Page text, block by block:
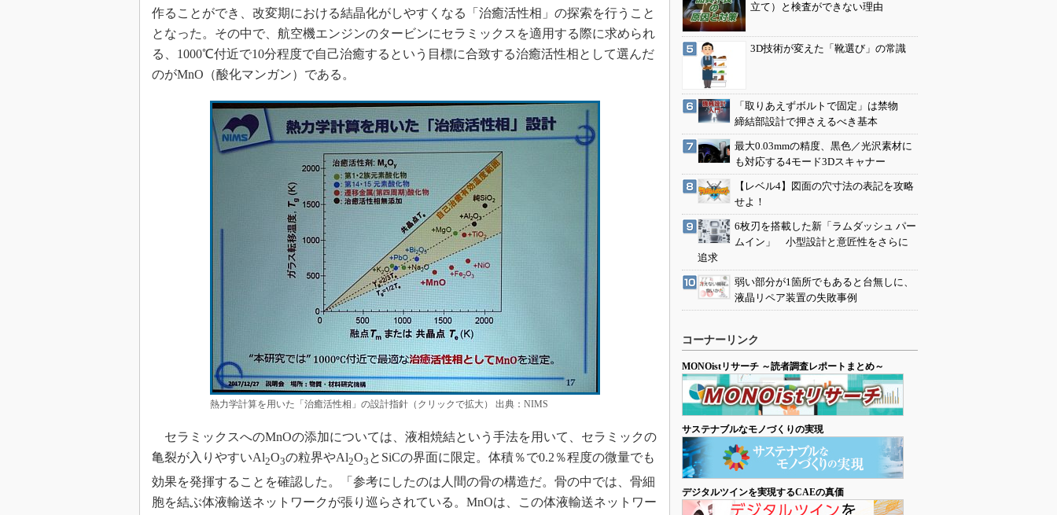
S＆OP
インダストリー4.0
イノベーション
メイドインジャパン
植物工場
知財マネジメント
海外生産
グローバル設計・開発
制御セキュリティ
新型コロナへの対応
作ることができ、改変期における結晶化がしやすくなる「治癒活性相」の探索を行うこと
となった。その中で、航空機エンジンのタービンにセラミックスを適用する際に求められ
る、1000℃付近で10分程度で自己治癒するという目標に合致する治癒活性相として選んだ
のがMnO（酸化マンガン）である。
熱力学計算を用いた「治癒活性相」の設計指針（クリックで拡大） 出典：NIMS
セラミックスへのMnOの添加については、液相焼結という手法を用いて、セラミックの
亀裂が入りやすいAl2O3の粒界やAl2O3 とSiCの界面に限定。体積％で0.2％程度の微量でも
効果を発揮することを確認した。「参考にしたのは人間の骨の構造だ。骨の中では、骨細
胞を結ぶ体液輸送ネットワークが張り巡らされている。MnOは、この体液輸送ネットワー
立て）と検査ができない理由
3D技術が変えた「靴選び」の常識
「取りあえずボルトで固定」は禁物
締結部設計で押さえるべき基本
最大0.03mmの精度、黒色／光沢素材に
も対応する4モード3Dスキャナー
【レベル4】図面の穴寸法の表記を攻略
せよ！
6枚刃を搭載した新「ラムダッシュ パー
ムイン」 小型設計と意匠性をさらに
追求
弱い部分が1箇所でもあると台無しに、
液晶リペア装置の失敗事例
コーナーリンク
MONOistリサーチ ～読者調査レポートまとめ～
サステナブルなモノづくりの実現
デジタルツインを実現するCAEの真価